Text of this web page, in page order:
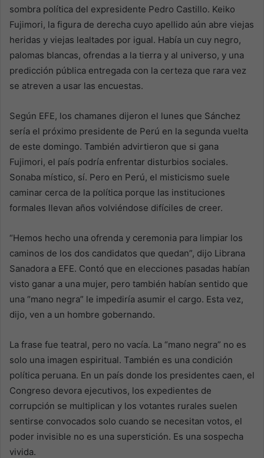
sombra política del expresidente Pedro Castillo. Keiko
Fujimori, la figura de derecha cuyo apellido aún abre viejas
heridas y viejas lealtades por igual. Había un cuy negro,
palomas blancas, ofrendas a la tierra y al universo, y una
predicción pública entregada con la certeza que rara vez
se atreven a usar las encuestas.
Según EFE, los chamanes dijeron el lunes que Sánchez
sería el próximo presidente de Perú en la segunda vuelta
de este domingo. También advirtieron que si gana
Fujimori, el país podría enfrentar disturbios sociales.
Sonaba místico, sí. Pero en Perú, el misticismo suele
caminar cerca de la política porque las instituciones
formales llevan años volviéndose difíciles de creer.
“Hemos hecho una ofrenda y ceremonia para limpiar los
caminos de los dos candidatos que quedan”, dijo Librana
Sanadora a EFE. Contó que en elecciones pasadas habían
visto ganar a una mujer, pero también habían sentido que
una “mano negra” le impediría asumir el cargo. Esta vez,
dijo, ven a un hombre gobernando.
La frase fue teatral, pero no vacía. La “mano negra” no es
solo una imagen espiritual. También es una condición
política peruana. En un país donde los presidentes caen, el
Congreso devora ejecutivos, los expedientes de
corrupción se multiplican y los votantes rurales suelen
sentirse convocados solo cuando se necesitan votos, el
poder invisible no es una superstición. Es una sospecha
vivida.